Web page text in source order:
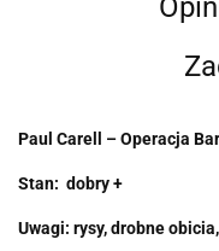
Paul Carell – Operacja
Stan: dobry +
Uwagi: rysy, drobne